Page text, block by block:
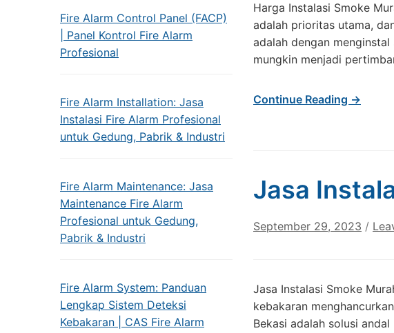
Fire Alarm Control Panel (FACP)
| Panel Kontrol Fire Alarm
Profesional
Fire Alarm Installation: Jasa
Instalasi Fire Alarm Profesional
untuk Gedung, Pabrik & Industri
Fire Alarm Maintenance: Jasa
Maintenance Fire Alarm
Profesional untuk Gedung,
Pabrik & Industri
Fire Alarm System: Panduan
Lengkap Sistem Deteksi
Kebakaran | CAS Fire Alarm
Harga Instalasi Smoke
adalah prioritas utama,
adalah dengan
mungkin menjadi
Continue Reading →
Jasa
September 29, 2023 /
Jasa Instalasi Smoke
kebakaran
Bekasi adalah solusi